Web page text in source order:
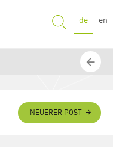
SUCHEde en
NEUERER POST